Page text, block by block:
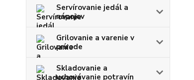
Servírovanie jedál a
nápojov
Grilovanie a varenie v
prírode
Skladovanie a
uchovávanie potravín